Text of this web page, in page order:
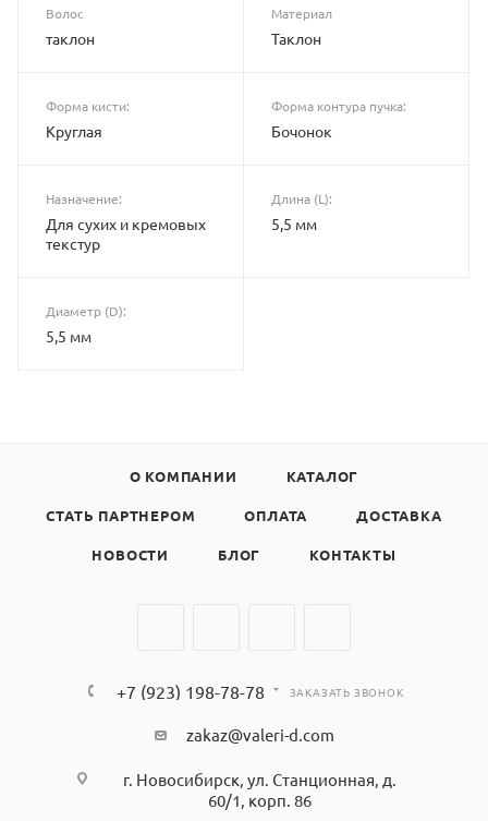
Волос
таклон
Материал
Таклон
Форма кисти:
Круглая
Форма контура пучка:
Бочонок
Назначение:
Для сухих и кремовых
текстур
Длина (L):
5,5 мм
Диаметр (D):
5,5 мм
О КОМПАНИИ КАТАЛОГ
СТАТЬ ПАРТНЕРОМ ОПЛАТА ДОСТАВКА
НОВОСТИ БЛОГ КОНТАКТЫ
+7 (923) 198-78-78 ЗАКАЗАТЬ ЗВОНОК
zakaz@valeri-d.com
г. Новосибирск, ул. Станционная, д.
60/1, корп. 86